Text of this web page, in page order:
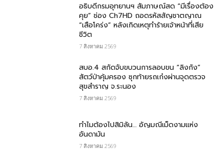
อธิบดีกรมอุทยานฯ สัมภาษณ์สด “มีเรื่องต้อง
คุย” ช่อง Ch7HD ถอดรหัสสัญชาตญาณ
“เสือโคร่ง” หลังเกิดเหตุทำร้ายเจ้าหน้าที่เสีย
ชีวิต
7 สิงหาคม 2569
สบอ.4 สกัดจับขบวนการลอบขน “ลิงกัง”
สัตว์ป่าคุ้มครอง ซุกท้ายรถเก๋งผ่านจุดตรวจ
สุขสำราญ จ.ระนอง
7 สิงหาคม 2569
ทำไมต้องไปสิมิลัน… อัญมณีเม็ดงามแห่ง
อันดามัน
7 สิงหาคม 2569